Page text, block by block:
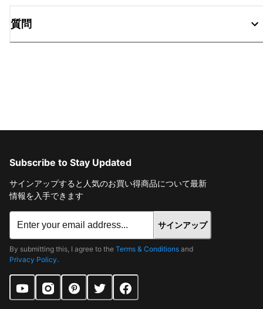
質問
Subscribe to Stay Updated
サインアップすると人気のお買い得商品について最新
情報を入手できます
サインアップ
By submitting this, I agree to the Terms & Conditions and
Privacy Policy.